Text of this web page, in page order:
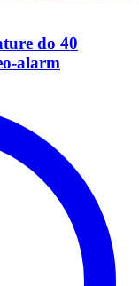
do 40
alarm